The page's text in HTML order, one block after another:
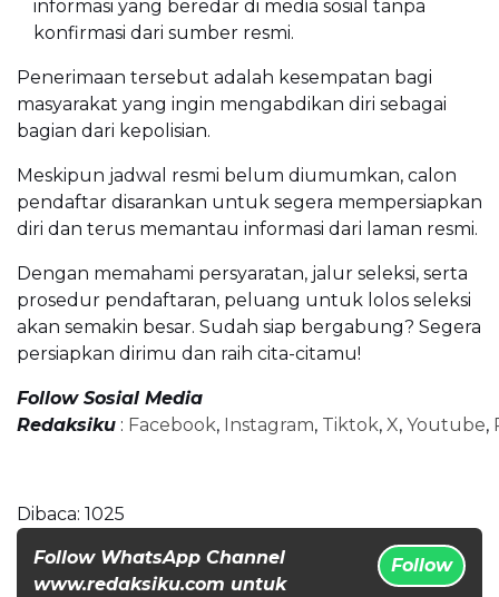
informasi yang beredar di media sosial tanpa
konfirmasi dari sumber resmi.
Penerimaan tersebut adalah kesempatan bagi
masyarakat yang ingin mengabdikan diri sebagai
bagian dari kepolisian.
Meskipun jadwal resmi belum diumumkan, calon
pendaftar disarankan untuk segera mempersiapkan
diri dan terus memantau informasi dari laman resmi.
Dengan memahami persyaratan, jalur seleksi, serta
prosedur pendaftaran, peluang untuk lolos seleksi
akan semakin besar. Sudah siap bergabung? Segera
persiapkan dirimu dan raih cita-citamu!
Follow Sosial Media
Redaksiku : Facebook, Instagram, Tiktok, X, Youtube,
Dibaca: 1025
Follow WhatsApp Channel
www.redaksiku.com untuk
Follow